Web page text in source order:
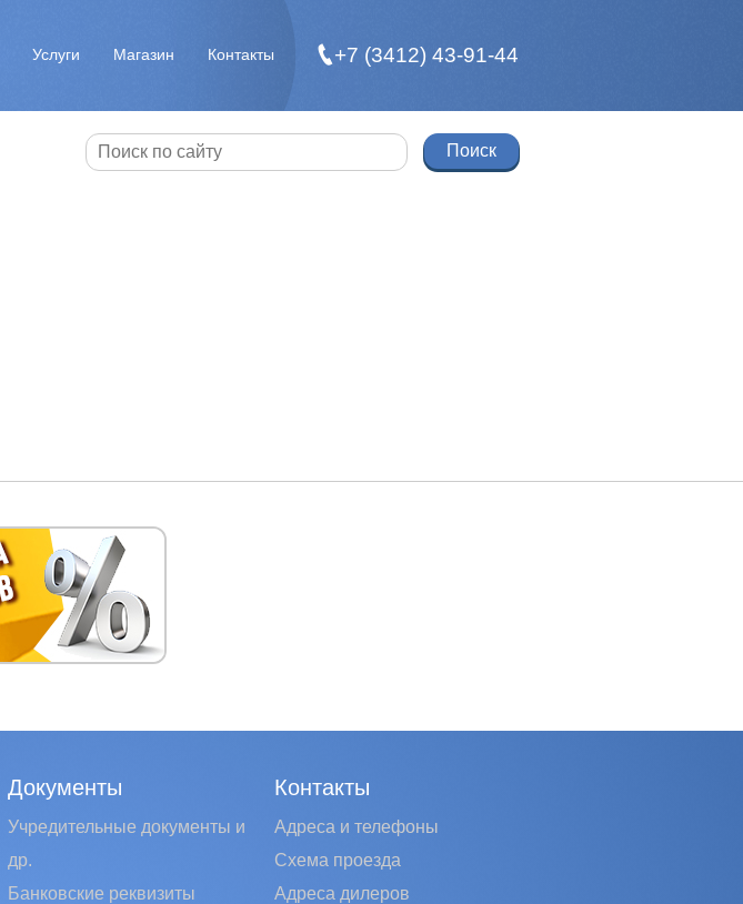
Услуги Магазин Контакты +7 (3412) 43-91-44
Документы
Учредительные документы и
др.
Банковские реквизиты
Контакты
Адреса и телефоны
Схема проезда
Адреса дилеров